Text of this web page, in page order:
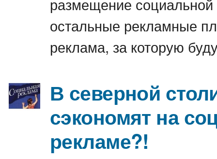
остальные рекламные
реклама, за которую
В северной
сэкономят на
рекламе?!